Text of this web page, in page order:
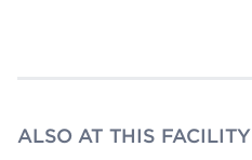
ALSO AT THIS FACILITY